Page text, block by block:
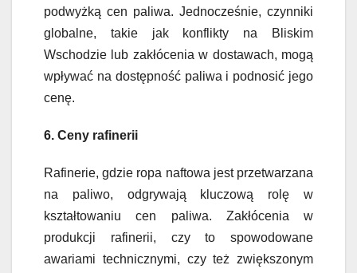
podwyżką cen paliwa. Jednocześnie, czynniki
globalne, takie jak konflikty na Bliskim
Wschodzie lub zakłócenia w dostawach, mogą
wpływać na dostępność paliwa i podnosić jego
cenę.
6. Ceny rafinerii
Rafinerie, gdzie ropa naftowa jest przetwarzana
na paliwo, odgrywają kluczową rolę w
kształtowaniu cen paliwa. Zakłócenia w
produkcji rafinerii, czy to spowodowane
awariami technicznymi, czy też zwiększonym